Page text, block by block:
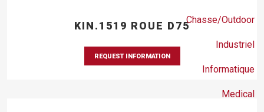
Chasse/Outdoor
Industriel
Informatique
Medical
KIN.1519 ROUE D75
REQUEST INFORMATION